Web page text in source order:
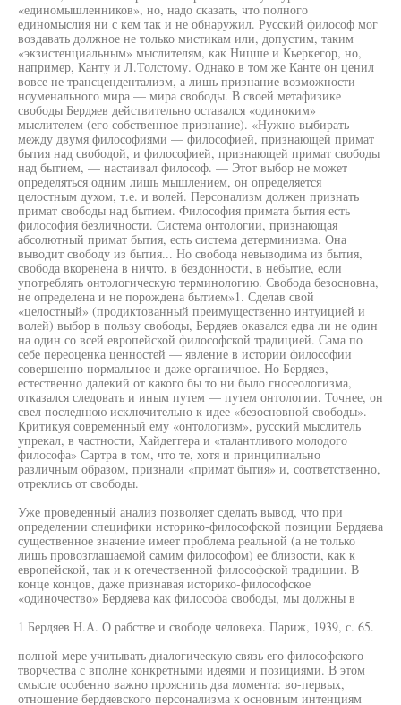
«единомышленников», но, надо сказать, что полного
единомыслия ни с кем так и не обнаружил. Русский философ мог
воздавать должное не только мистикам или, допустим, таким
«экзистенциальным» мыслителям, как Ницше и Кьеркегор, но,
например, Канту и Л.Толстому. Однако в том же Канте он ценил
вовсе не трансцендентализм, а лишь признание возможности
ноуменального мира — мира свободы. В своей метафизике
свободы Бердяев действительно оставался «одиноким»
мыслителем (его собственное признание). «Нужно выбирать
между двумя философиями — философией, признающей примат
бытия над свободой, и философией, признающей примат свободы
над бытием, — настаивал философ. — Этот выбор не может
определяться одним лишь мышлением, он определяется
целостным духом, т.е. и волей. Персонализм должен признать
примат свободы над бытием. Философия примата бытия есть
философия безличности. Система онтологии, признающая
абсолютный примат бытия, есть система детерминизма. Она
выводит свободу из бытия... Но свобода невыводима из бытия,
свобода вкоренена в ничто, в бездонности, в небытие, если
употреблять онтологическую терминологию. Свобода безосновна,
не определена и не порождена бытием»1. Сделав свой
«целостный» (продиктованный преимущественно интуицией и
волей) выбор в пользу свободы, Бердяев оказался едва ли не один
на один со всей европейской философской традицией. Сама по
себе переоценка ценностей — явление в истории философии
совершенно нормальное и даже органичное. Но Бердяев,
естественно далекий от какого бы то ни было гносеологизма,
отказался следовать и иным путем — путем онтологии. Точнее, он
свел последнюю исключительно к идее «безосновной свободы».
Критикуя современный ему «онтологизм», русский мыслитель
упрекал, в частности, Хайдеггера и «талантливого молодого
философа» Сартра в том, что те, хотя и принципиально
различным образом, признали «примат бытия» и, соответственно,
отреклись от свободы.
Уже проведенный анализ позволяет сделать вывод, что при
определении специфики историко-философской позиции Бердяева
существенное значение имеет проблема реальной (а не только
лишь провозглашаемой самим философом) ее близости, как к
европейской, так и к отечественной философской традиции. В
конце концов, даже признавая историко-философское
«одиночество» Бердяева как философа свободы, мы должны в
1 Бердяев Н.А. О рабстве и свободе человека. Париж, 1939, с. 65.
полной мере учитывать диалогическую связь его философского
творчества с вполне конкретными идеями и позициями. В этом
смысле особенно важно прояснить два момента: во-первых,
отношение бердяевского персонализма к основным интенциям